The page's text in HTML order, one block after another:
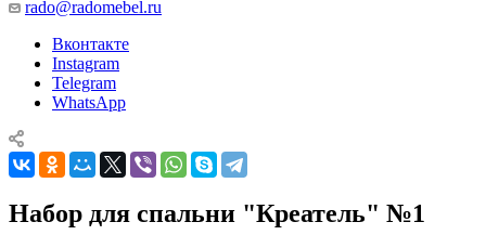
rado@radomebel.ru
Вконтакте
Instagram
Telegram
WhatsApp
Набор для спальни "Креатель" №1